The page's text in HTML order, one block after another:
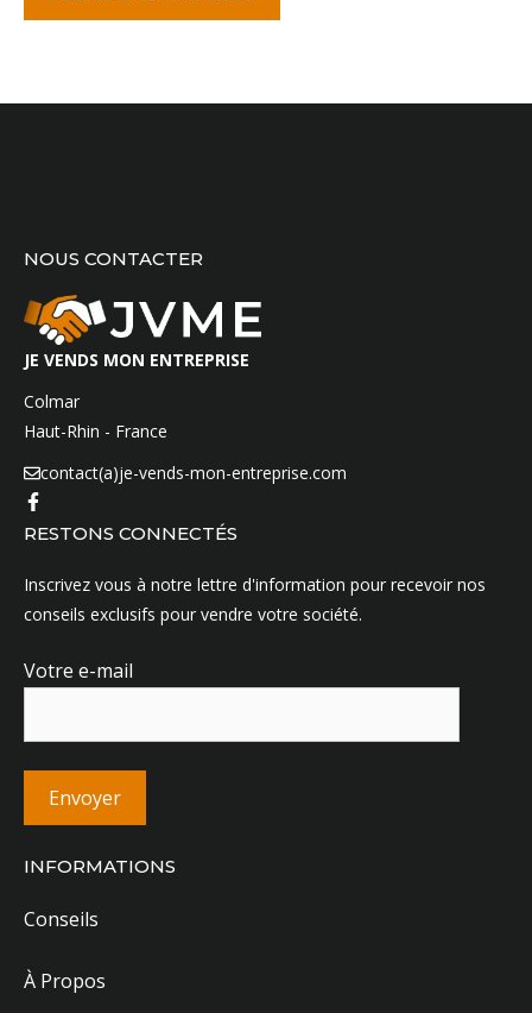
NOUS CONTACTER
JE VENDS MON ENTREPRISE
Colmar
Haut-Rhin - France
contact(a)je-vends-mon-entreprise.com
RESTONS CONNECTÉS
Inscrivez vous à notre lettre d'information pour recevoir nos
conseils exclusifs pour vendre votre société.
Votre e-mail
INFORMATIONS
Conseils
À Propos